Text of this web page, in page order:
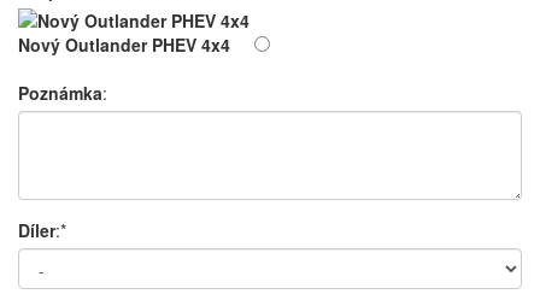
Nový Outlander PHEV 4x4
Poznámka:
Díler:*